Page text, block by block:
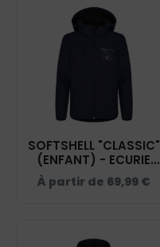
SOFTSHELL "CLASSIC"
(ENFANT) - ECURIE
COEUR DE SOLOGNE
- NAVY - 0200909
À partir de 69,99 €